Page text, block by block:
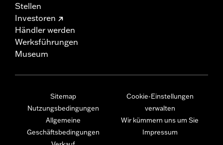
Stellen
Investoren
Händler werden
Werksführungen
Museum
Sitemap
Nutzungsbedingungen
Allgemeine
Geschäftsbedingungen
Cookie-Einstellungen
verwalten
Wir kümmern uns um Sie
Impressum